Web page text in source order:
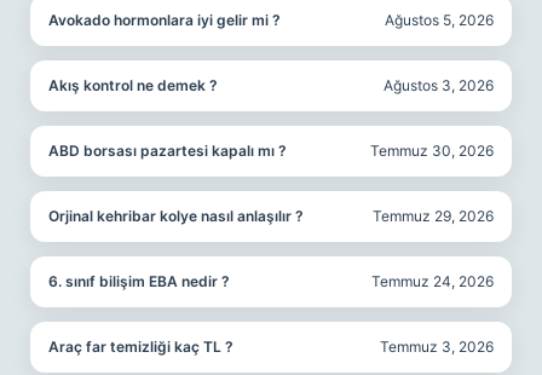
Avokado hormonlara iyi gelir mi ? Ağustos 5, 2026
Akış kontrol ne demek ? Ağustos 3, 2026
ABD borsası pazartesi kapalı mı ? Temmuz 30, 2026
Orjinal kehribar kolye nasıl anlaşılır ? Temmuz 29, 2026
6. sınıf bilişim EBA nedir ? Temmuz 24, 2026
Araç far temizliği kaç TL ? Temmuz 3, 2026